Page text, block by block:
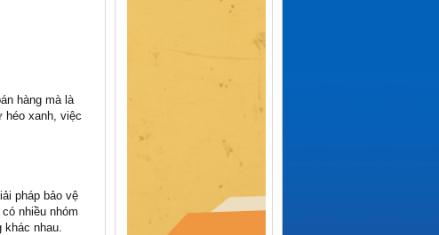
hàng mà là
héo xanh, việc
pháp bảo vệ
nhiều nhóm
khác nhau.